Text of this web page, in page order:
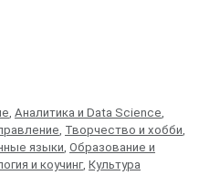
Аналитика и Data Science
Творчество и хобби
языки Образование и
и коучинг, Культура